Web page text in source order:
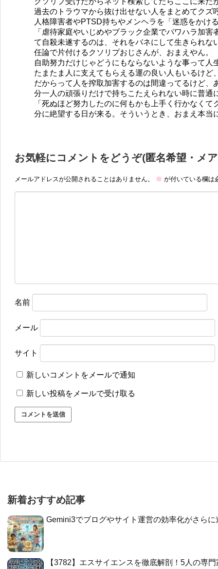
過去のトラウマから抜け出せない人をまとめてクズ
人格障害者やPTSD持ちやメンヘラを「迷惑をかけ
「虐待家庭やいじめやブラック企業でパワハラ加
て自殺未遂するのは、それをバネにして生きられな
任論で片付けるクソリプおじさんが、おまえやん。
自助努力だけじゃどうにもならないような事って人
たまたま人に支えてもらえる運の良い人もいるけど
だからって人を搾取加害するのは間違ってるけど、
分一人の頑張りだけで持ちこたえられない時に普通
「死ぬほど努力したのに何もかも上手く行かなく
分に絶望する日が来る。そういうとき、おまえ本当
お気軽にコメントをどうぞ(匿名希望・メ
メールアドレスが公開されることはありません。 ※ が付いている欄は
名前
メール
サイト
新しいコメントをメールで通知
新しい投稿をメールで受け取る
新着おすすめ記事
Gemini3でブログやサイト運営の効率化がさらに
【3782】エスサイエンスを徹底解剖！5人の専